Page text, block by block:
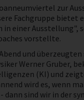
zur
Fachgruppe bietet
einer Ausstellung",
vorstellte.
und
Werner Gruber,
(KI) und
wird es, wenn
sind wir in der